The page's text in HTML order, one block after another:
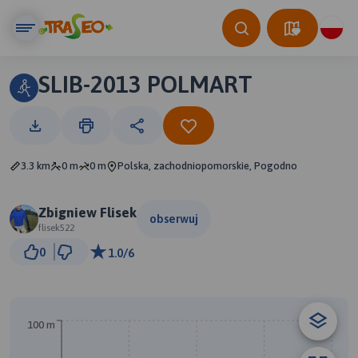
SLIB-2013 POLMART
3.3 km 0 m 0 m Polska, zachodniopomorskie, Pogodno
Zbigniew Flisek
flisek522
obserwuj
0 1.0/6
100 m